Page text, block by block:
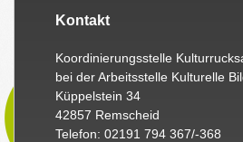
Kontakt
Koordinierungsstelle
bei der Arbeitsstelle Kulturelle
Küppelstein 34
42857 Remscheid
Telefon: 02191 794 367/-368